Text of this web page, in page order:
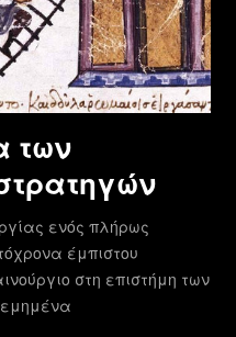
των
ενός πλήρως
έμπιστου
στη επιστήμη των